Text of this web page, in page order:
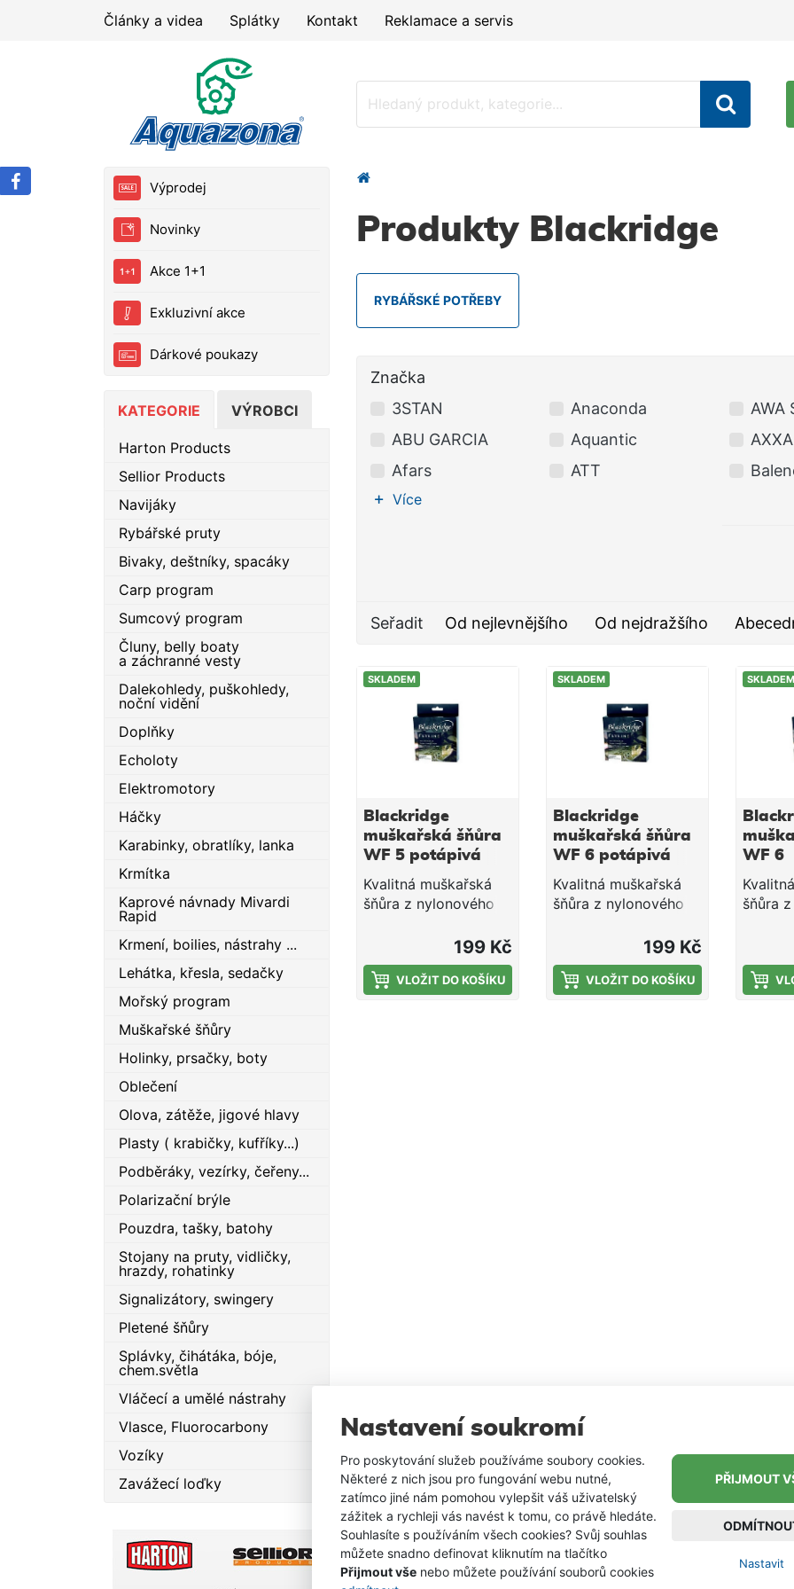
Nastavení soukromí
Pro poskytování služeb používáme soubory cookies.
Některé z nich jsou pro fungování webu nutné,
zatímco jiné nám pomohou vylepšit váš uživatelský
zážitek a rychleji vás navést k tomu, co právě hledáte.
Souhlasíte s používáním všech cookies? Svůj souhlas
můžete snadno definovat kliknutím na tlačítko
Přijmout vše nebo můžete používání souborů cookies
PŘIJMOUT
Nastavit
Články a videa Splátky Kontakt Reklamace a servis
Výprodej
Novinky
Akce 1+1
Exkluzivní akce
Dárkové poukazy
KATEGORIE VÝROBCI
Harton Products
Sellior Products
Navijáky
Rybářské pruty
Bivaky, deštníky, spacáky
Carp program
Sumcový program
Čluny, belly boaty
a záchranné vesty
Dalekohledy, puškohledy,
noční vidění
Doplňky
Echoloty
Elektromotory
Háčky
Karabinky, obratlíky, lanka
Krmítka
Kaprové návnady Mivardi
Rapid
Krmení, boilies, nástrahy ...
Lehátka, křesla, sedačky
Mořský program
Muškařské šňůry
Holinky, prsačky, boty
Oblečení
Olova, zátěže, jigové hlavy
Plasty ( krabičky, kufříky...)
Podběráky, vezírky, čeřeny...
Polarizační brýle
Pouzdra, tašky, batohy
Stojany na pruty, vidličky,
hrazdy, rohatinky
Signalizátory, swingery
Pletené šňůry
Splávky, čihátáka, bóje,
chem.světla
Vláčecí a umělé nástrahy
Vlasce, Fluorocarbony
Vozíky
Zavážecí loďky
Produkty Blackridge
RYBÁŘSKÉ POTŘEBY
Značka
3STAN
ABU GARCIA
Afars
Anaconda
Aquantic
ATT
AWA
AXXA
Více
Seřadit Od nejlevnějšího Od nejdražšího
SKLADEM
Blackridge
muškařská šňůra
WF 5 potápivá
hnědá
Kvalitná muškařská
šňůra z nylonového
potápivá a její
torpedovitý tvar (WF)
je idální pro daleké
199 Kč
VLOŽIT DO KOŠÍKU
SKLADEM
Blackridge
muškařská šňůra
WF 6 potápivá
hnědá
Kvalitná muškařská
šňůra z nylonového
potápivá a její
torpedovitý tvar (WF)
je idální pro daleké
199 Kč
VLOŽIT DO KOŠÍKU
SKLADEM
WF 6
šňůra
je